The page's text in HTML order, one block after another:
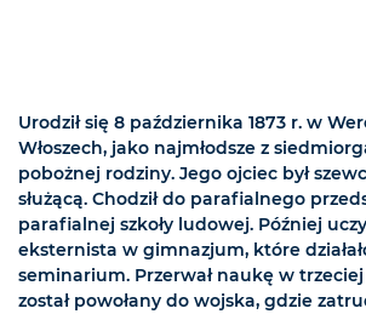
Urodził się 8 października 1873 r. w
Włoszech, jako najmłodsze z
pobożnej rodziny. Jego ojciec był
służącą. Chodził do parafialnego
parafialnej szkoły ludowej. Później
eksternista w gimnazjum, które
seminarium. Przerwał naukę w
został powołany do wojska, gdzie